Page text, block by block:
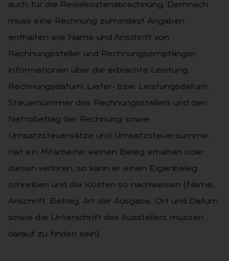
auch für die Reisekostenabrechnung. Demnach
muss eine Rechnung zumindest Angaben
enthalten wie Name und Anschrift von
Rechnungssteller und Rechnungsempfänger,
Informationen über die erbrachte Leistung,
Rechnungsdatum, Liefer- bzw. Leistungsdatum,
Steuernummer des Rechnungsstellers und den
Nettobetrag der Rechnung sowie
Umsatzsteuersätze und Umsatzsteuersumme.
Hat ein Mitarbeiter keinen Beleg erhalten oder
diesen verloren, so kann er einen Eigenbeleg
schreiben und die Kosten so nachweisen (Name,
Anschrift, Betrag, Art der Ausgabe, Ort und Datum
sowie die Unterschrift des Ausstellers müssen
darauf zu finden sein).